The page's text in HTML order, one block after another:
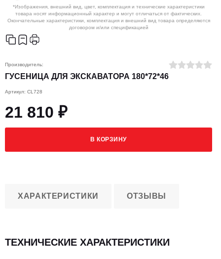
*Изображения, внешний вид, цвет, комплектация и технические характеристики
товара носят информационный характер и могут отличаться от фактических.
Окончательные характеристики, комплектация и внешний вид товара определяются
договором и/или спецификацией
Производитель:
ГУСЕНИЦА ДЛЯ ЭКСКАВАТОРА 180*72*46
Артикул: CL728
21 810 ₽
В КОРЗИНУ
ХАРАКТЕРИСТИКИ ОТЗЫВЫ
ТЕХНИЧЕСКИЕ ХАРАКТЕРИСТИКИ